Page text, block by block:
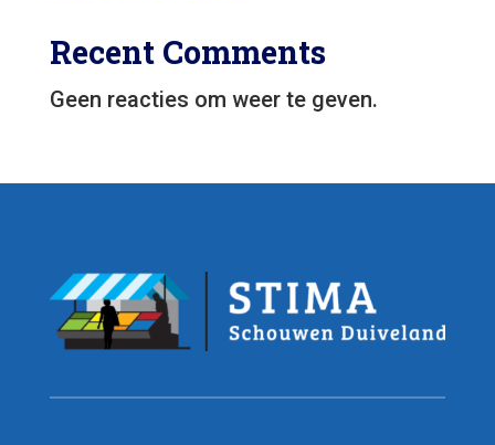
Recent Comments
Geen reacties om weer te geven.